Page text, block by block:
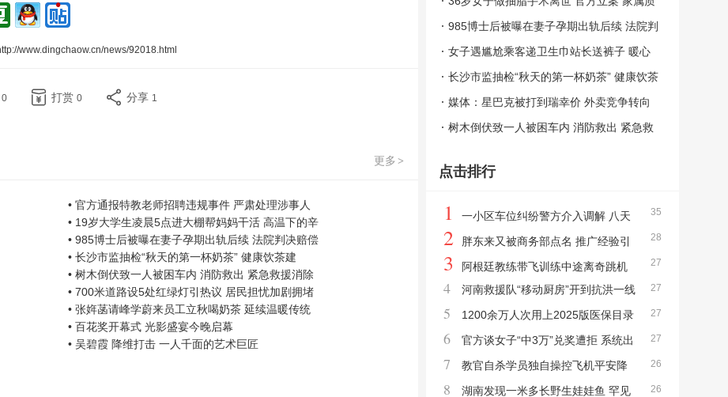
www.dingchaow.cn/news/92018.html
0 打赏 0 分享 1
更多 >
• 官方通报特教老师招聘违规事件 严肃处理涉事人
• 19岁大学生凌晨5点进大棚帮妈妈干活 高温下的辛
• 985博士后被曝在妻子孕期出轨后续 法院判决赔偿
• 长沙市监抽检“秋天的第一杯奶茶” 健康饮茶建
• 树木倒伏致一人被困车内 消防救出 紧急救援消除
• 700米道路设5处红绿灯引热议 居民担忧加剧拥堵
• 张姩菡请峰学蔚来员工立秋喝奶茶 延续温暖传统
• 百花奖开幕式 光影盛宴今晚启幕
• 吴碧霞 降维打击 一人千面的艺术巨匠
疑手术规范性
985博士后被曝在妻子孕期出轨后续 法院判
决赔偿仍未道歉
女子遇尴尬乘客递卫生巾站长送裤子 暖心
相助获锦旗
长沙市监抽检“秋天的第一杯奶茶” 健康饮茶
建议出炉
媒体：星巴克被打到瑞幸价 外卖竞争转向
高客单市场
树木倒伏致一人被困车内 消防救出 紧急救
点击排行
35
1
一小区车位纠纷警方介入调解 八天
对峙终获道歉
28
2
胖东来又被商务部点名 推广经验引
领零售创新
27
3
阿根廷教练带飞训练中途离奇跳机
女学员冷静迫降
27
4
河南救援队“移动厨房”开到抗洪一线
巨无霸餐车再显身手
27
5
1200余万人次用上2025版医保目录
新药 药品配备广泛落地
27
6
官方谈女子“中3万”兑奖遭拒 系统出
错引争议
26
7
教官自杀学员独自操控飞机平安降
落 冷静应对突发状况
26
8 湖南发现一米多长野生娃娃鱼 罕见